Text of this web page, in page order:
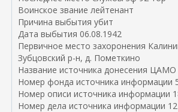
Воинское звание лейтенант
Причина выбытия убит
Дата выбытия 06.08.1942
Первичное место захоронения
Зубцовский р-н, д. Пометкино
Название источника донесения ЦАМО
Номер фонда источника информации
Номер описи источника информации
Номер дела источника информации